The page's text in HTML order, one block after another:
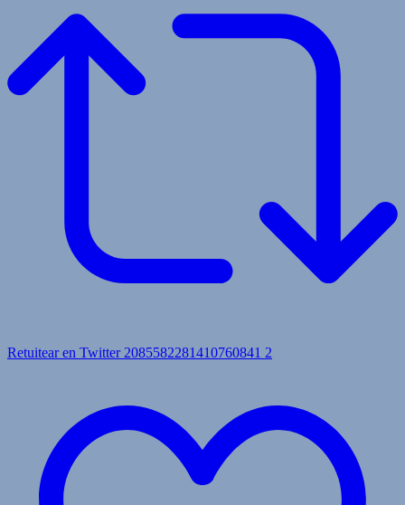
Retuitear en Twitter 2085582281410760841 2